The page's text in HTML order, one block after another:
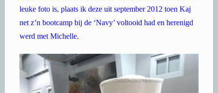
leuke foto is, plaats ik deze uit september 2012 toen Kaj
net z’n bootcamp bij de ‘Navy’ voltooid had en herenigd
werd met Michelle.